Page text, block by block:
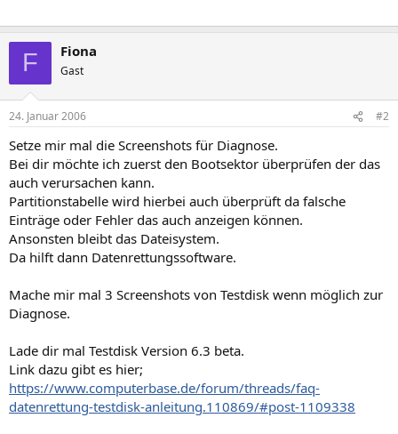
F Fiona
Gast
24. Januar 2006 #2
Setze mir mal die Screenshots für Diagnose.
Bei dir möchte ich zuerst den Bootsektor überprüfen der das
auch verursachen kann.
Partitionstabelle wird hierbei auch überprüft da falsche
Einträge oder Fehler das auch anzeigen können.
Ansonsten bleibt das Dateisystem.
Da hilft dann Datenrettungssoftware.
Mache mir mal 3 Screenshots von Testdisk wenn möglich zur
Diagnose.
Lade dir mal Testdisk Version 6.3 beta.
Link dazu gibt es hier;
https://www.computerbase.de/forum/threads/faq-
datenrettung-testdisk-anleitung.110869/#post-1109338